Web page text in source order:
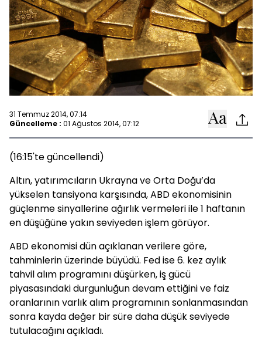
31 Temmuz 2014, 07:14
Güncelleme : 01 Ağustos 2014, 07:12
(16:15'te güncellendi)
Altın, yatırımcıların Ukrayna ve Orta Doğu’da
yükselen tansiyona karşısında, ABD ekonomisinin
güçlenme sinyallerine ağırlık vermeleri ile 1 haftanın
en düşüğüne yakın seviyeden işlem görüyor.
ABD ekonomisi dün açıklanan verilere göre,
tahminlerin üzerinde büyüdü. Fed ise 6. kez aylık
tahvil alım programını düşürken, iş gücü
piyasasındaki durgunluğun devam ettiğini ve faiz
oranlarının varlık alım programının sonlanmasından
sonra kayda değer bir süre daha düşük seviyede
tutulacağını açıkladı.